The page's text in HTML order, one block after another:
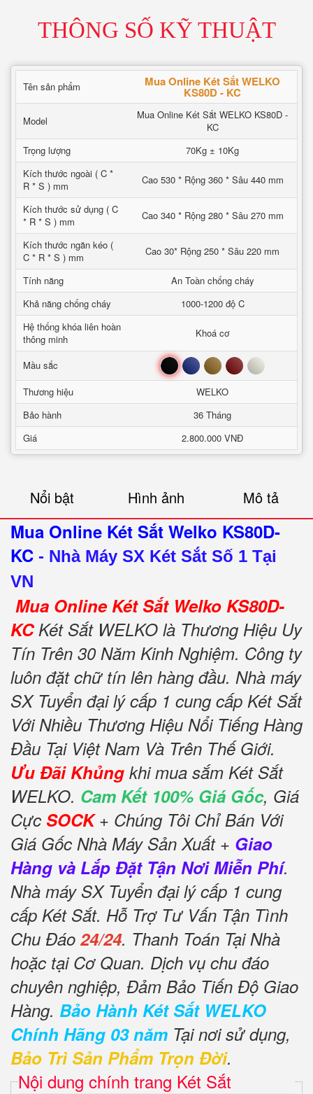
THÔNG SỐ KỸ THUẬT
Tên sản phẩm Mua Online Két Sắt WELKO
KS80D - KC
Model
Mua Online Két Sắt WELKO KS80D -
KC
Trọng lượng
70Kg ± 10Kg
Kích thước ngoài ( C *
R * S ) mm
Cao 530 * Rộng 360 * Sâu 440 mm
Kích thước sử dụng ( C
* R * S ) mm
Cao 340 * Rộng 280 * Sâu 270 mm
Kích thước ngăn kéo (
C * R * S ) mm
Cao 30* Rộng 250 * Sâu 220 mm
Tính năng
An Toàn chống cháy
Khả năng chống cháy
1000-1200 độ C
Hệ thống khóa liên hoàn
thông minh
Khoá cơ
Mầu sắc Đen Xanh Nâu Đỏ Trắng
Thương hiệu
WELKO
Bảo hành
36 Tháng
Giá
2.800.000 VNĐ
Nổi bật Hình ảnh Mô tả
Mua Online Két Sắt Welko KS80D-
KC - Nhà Máy SX Két Sắt Số 1 Tại
VN
Mua Online Két Sắt Welko KS80D-
KCKét Sắt WELKO là Thương Hiệu Uy
Tín Trên 30 Năm Kinh Nghiệm. Công ty
luôn đặt chữ tín lên hàng đầu. Nhà máy
SX Tuyển đại lý cấp 1 cung cấp Két Sắt
Với Nhiều Thương Hiệu Nổi Tiếng Hàng
Đầu Tại Việt Nam Và Trên Thế Giới.
Ưu Đãi Khủng khi mua sắm Két Sắt
WELKO. Cam Kết 100% Giá Gốc, Giá
Cực SOCK+ Chúng Tôi Chỉ Bán Với
Giá Gốc Nhà Máy Sản Xuất + Giao
Hàng và Lắp Đặt Tận Nơi Miễn Phí.
Nhà máy SX Tuyển đại lý cấp 1 cung
cấp Két Sắt. Hỗ Trợ Tư Vấn Tận Tình
Chu Đáo 24/24. Thanh Toán Tại Nhà
hoặc tại Cơ Quan. Dịch vụ chu đáo
chuyên nghiệp, Đảm Bảo Tiến Độ Giao
Hàng. Bảo Hành Két Sắt WELKO
Chính Hãng 03 năm Tại nơi sử dụng,
Bảo Trì Sản Phẩm Trọn Đời.
Nội dung chính trang Két Sắt